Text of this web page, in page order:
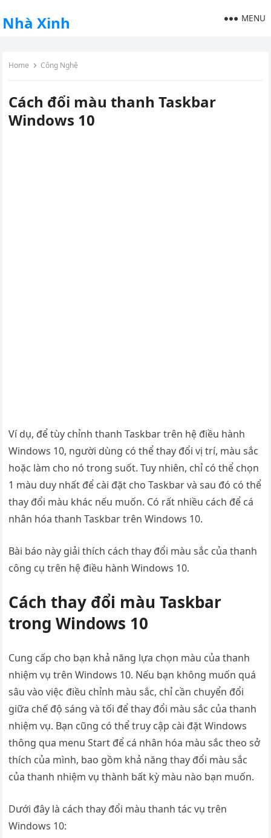
Nhà Xinh MENU
Home Công Nghệ
Cách đổi màu thanh Taskbar
Windows 10
Ví dụ, để tùy chỉnh thanh Taskbar trên hệ điều hành
Windows 10, người dùng có thể thay đổi vị trí, màu sắc
hoặc làm cho nó trong suốt. Tuy nhiên, chỉ có thể chọn
1 màu duy nhất để cài đặt cho Taskbar và sau đó có thể
thay đổi màu khác nếu muốn. Có rất nhiều cách để cá
nhân hóa thanh Taskbar trên Windows 10.
Bài báo này giải thích cách thay đổi màu sắc của thanh
công cụ trên hệ điều hành Windows 10.
Cách thay đổi màu Taskbar
trong Windows 10
Cung cấp cho bạn khả năng lựa chọn màu của thanh
nhiệm vụ trên Windows 10. Nếu bạn không muốn quá
sâu vào việc điều chỉnh màu sắc, chỉ cần chuyển đổi
giữa chế độ sáng và tối để thay đổi màu sắc của thanh
nhiệm vụ. Bạn cũng có thể truy cập cài đặt Windows
thông qua menu Start để cá nhân hóa màu sắc theo sở
thích của mình, bao gồm khả năng thay đổi màu sắc
của thanh nhiệm vụ thành bất kỳ màu nào bạn muốn.
Dưới đây là cách thay đổi màu thanh tác vụ trên
Windows 10: